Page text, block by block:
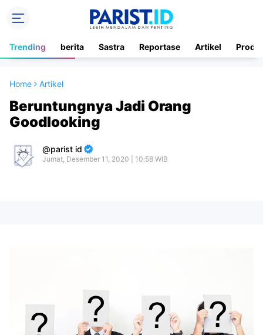
Trending berita Sastra Reportase Artikel
Home Artikel
Beruntungnya Jadi Orang
Goodlooking
parist id
Jumat, Desember 11, 2020 | 10:58 WIB